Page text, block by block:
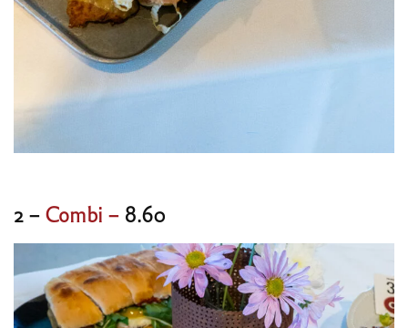
2 – Combi – 8.60